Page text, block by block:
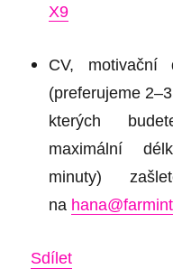
X9
CV, motivační
(preferujeme
kterých
maximální
minuty)
na
Sdílet